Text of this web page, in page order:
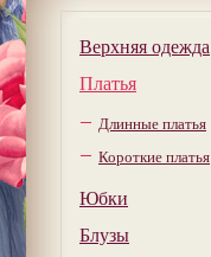
Верхняя одежда
Платья
Длинные платья
Короткие платья
Юбки
Блузы